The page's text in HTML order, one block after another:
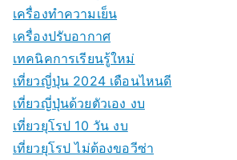
เครื่องทำความเย็น
เครื่องปรับอากาศ
เทคนิคการเรียนรู้ใหม่
เที่ยวญี่ปุ่น 2024 เดือนไหนดี
เที่ยวญี่ปุ่นด้วยตัวเอง งบ
เที่ยวยุโรป 10 วัน งบ
เที่ยวยุโรป ไม่ต้องขอวีซ่า